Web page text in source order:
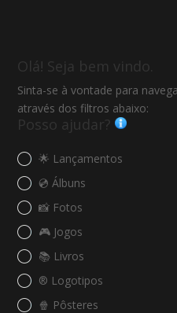
Olá! Seja bem vindo.
Sinta-se à vontade para
através dos filtros abaixo:
Posso ajudar?
🌟 Lançamentos
💿 Álbuns
📸 Fotos
🎮 Jogos
📚 Livros
®️ Logotipos
🍿 Pôsteres